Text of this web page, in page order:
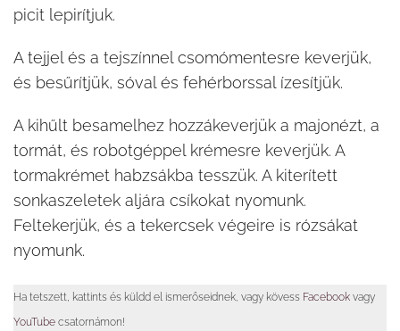
picit lepirítjuk.
A tejjel és a tejszínnel csomómentesre keverjük,
és besűrítjük, sóval és fehérborssal ízesítjük.
A kihűlt besamelhez hozzákeverjük a majonézt, a
tormát, és robotgéppel krémesre keverjük. A
tormakrémet habzsákba tesszük. A kiterített
sonkaszeletek aljára csíkokat nyomunk.
Feltekerjük, és a tekercsek végeire is rózsákat
nyomunk.
Ha tetszett, kattints és küldd el ismerőseidnek, vagy kövess Facebook vagy
YouTube csatornámon!